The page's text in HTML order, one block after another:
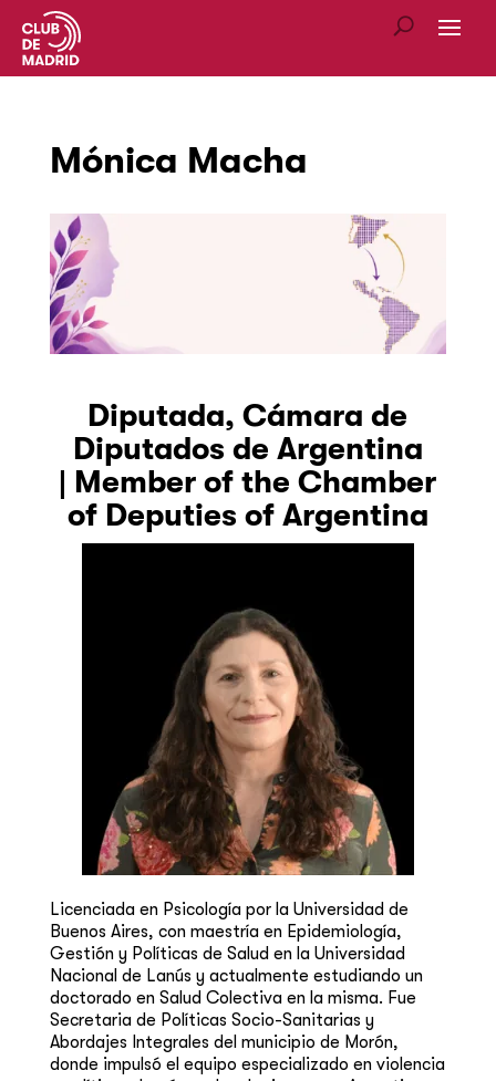
Mónica Macha
Diputada, Cámara de
Diputados de Argentina
| Member of the Chamber
of Deputies of Argentina
Licenciada en Psicología por la Universidad de
Buenos Aires, con maestría en Epidemiología,
Gestión y Políticas de Salud en la Universidad
Nacional de Lanús y actualmente estudiando un
doctorado en Salud Colectiva en la misma. Fue
Secretaria de Políticas Socio-Sanitarias y
Abordajes Integrales del municipio de Morón,
donde impulsó el equipo especializado en violencia